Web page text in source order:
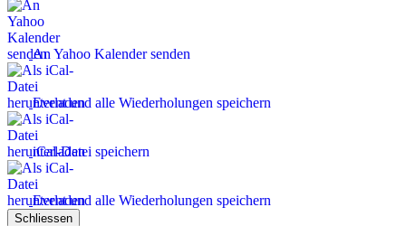
An Yahoo Kalender senden
Event und alle Wiederholungen speichern
iCal-Datei speichern
Event und alle Wiederholungen speichern
Schliessen